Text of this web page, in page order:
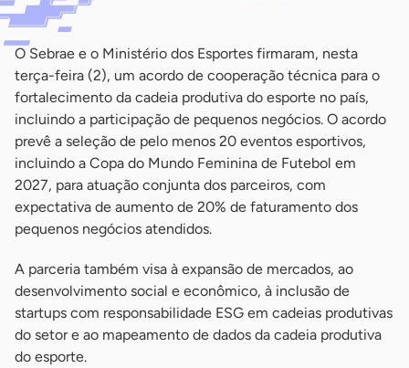
O Sebrae e o Ministério dos Esportes firmaram, nesta
terça-feira (2), um acordo de cooperação técnica para o
fortalecimento da cadeia produtiva do esporte no país,
incluindo a participação de pequenos negócios. O acordo
prevê a seleção de pelo menos 20 eventos esportivos,
incluindo a Copa do Mundo Feminina de Futebol em
2027, para atuação conjunta dos parceiros, com
expectativa de aumento de 20% de faturamento dos
pequenos negócios atendidos.
A parceria também visa à expansão de mercados, ao
desenvolvimento social e econômico, à inclusão de
startups com responsabilidade ESG em cadeias produtivas
do setor e ao mapeamento de dados da cadeia produtiva
do esporte.